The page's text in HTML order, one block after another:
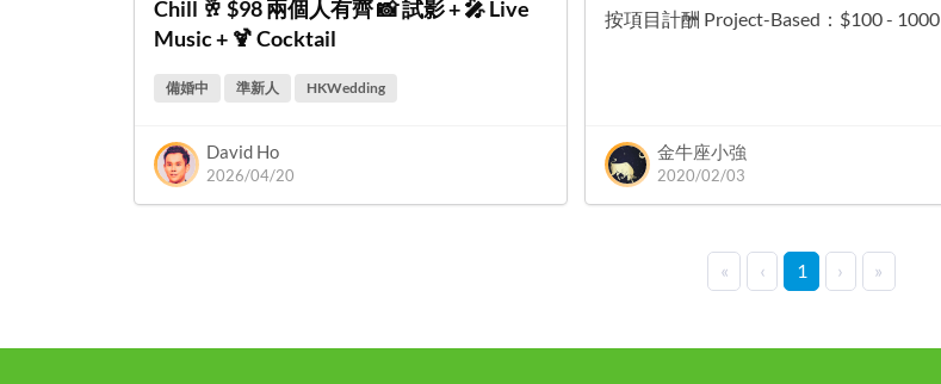
Chill 🥂 $98 兩個人有齊 📸 試影 + 🎤 Live
Music + 🍹 Cocktail
備婚中 準新人 HKWedding
David Ho
2026/04/20
按項目計酬 Project-Based ： $100 - 1000
金牛座小強
2020/02/03
« ‹ 1 › »